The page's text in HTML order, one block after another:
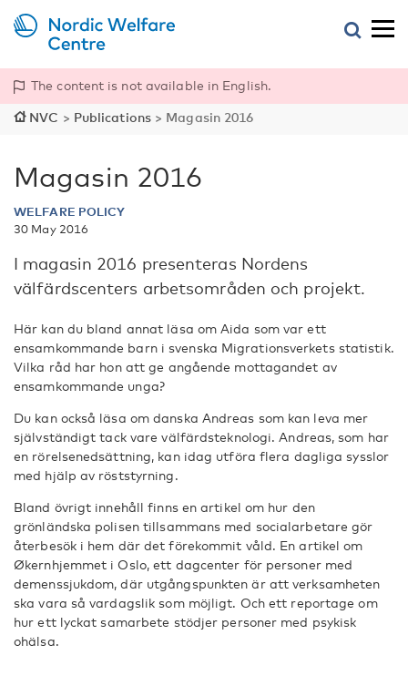
The content is not available in English.
NVC > Publications> Magasin 2016
Magasin 2016
WELFARE POLICY
30 May 2016
I magasin 2016 presenteras Nordens
välfärdscenters arbetsområden och projekt.
Här kan du bland annat läsa om Aida som var ett
ensamkommande barn i svenska Migrationsverkets statistik.
Vilka råd har hon att ge angående mottagandet av
ensamkommande unga?
Du kan också läsa om danska Andreas som kan leva mer
självständigt tack vare välfärdsteknologi. Andreas, som har
en rörelsenedsättning, kan idag utföra flera dagliga sysslor
med hjälp av röststyrning.
Bland övrigt innehåll finns en artikel om hur den
grönländska polisen tillsammans med socialarbetare gör
återbesök i hem där det förekommit våld. En artikel om
Økernhjemmet i Oslo, ett dagcenter för personer med
demenssjukdom, där utgångspunkten är att verksamheten
ska vara så vardagslik som möjligt. Och ett reportage om
hur ett lyckat samarbete stödjer personer med psykisk
ohälsa.